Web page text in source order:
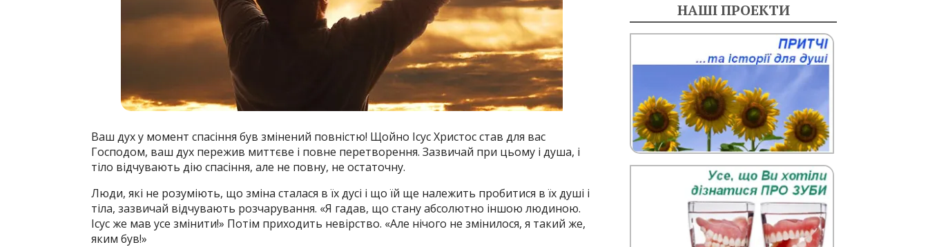
Ваш дух у момент спасіння був змінений повністю! Щойно Ісус Христос став для вас
Господом, ваш дух пережив миттєве і повне перетворення. Зазвичай при цьому і душа, і
тіло відчувають дію спасіння, але не повну, не остаточну.
Люди, які не розуміють, що зміна сталася в їх дусі і що їй ще належить пробитися в їх душі і
тіла, зазвичай відчувають розчарування. «Я гадав, що стану абсолютно іншою людиною.
Ісус же мав усе змінити!» Потім приходить невірство. «Але нічого не змінилося, я такий же,
яким був!»
НАШІ ПРОЕКТИ